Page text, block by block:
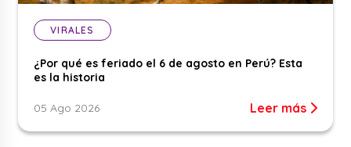
VIRALES
¿Por qué es feriado el 6 de agosto en Perú? Esta
es la historia
05 Ago 2026 Leer más